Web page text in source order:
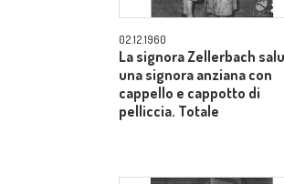
02.12.1960
La signora Zellerbach
una signora anziana con
cappello e cappotto di
pelliccia. Totale